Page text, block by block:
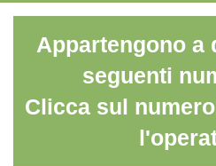
Appartengono a
seguenti
Clicca sul